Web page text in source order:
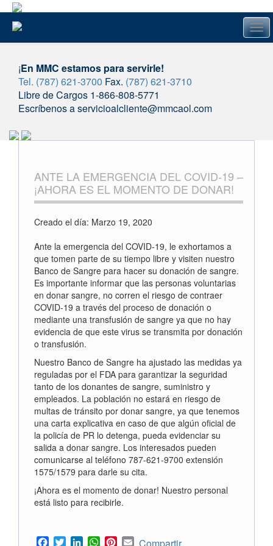
¡En MMC estamos para servirle!
Tel. (787) 621-3700 Fax. (787) 621-3710
Libre de Cargos 1-866-808-5771
Escríbenos a servicioalcliente@mmcaol.com
ANTE LA EMERGENCIA DEL COVID-19 –
¡AHORA ES EL MOMENTO DE DONAR!
Creado el día: Marzo 19, 2020
Ante la emergencia del COVID-19, le exhortamos a
que tomen parte de su tiempo libre y visiten nuestro
Banco de Sangre para hacer su donación de sangre.
Es importante informar que las personas voluntarias
en donar sangre, no corren el riesgo de contraer
COVID-19 a través del proceso de donación o
mediante una transfusión de sangre ya que no hay
evidencia de que este virus se transmita por donación
o transfusión.
Nuestro Banco de Sangre ha ajustado las medidas ya
reguladas por el FDA para garantizar la seguridad
tanto de los donantes de sangre, suministro y
empleados. La población no estará en riesgo de
multas de tránsito por donar sangre, ya que tenemos
una carta explicativa en caso de que algún oficial de
la policía de PR lo detenga, pueda evidenciar su
salida a donar sangre. Los interesados pueden
comunicarse al teléfono 787-621-9700 extensión
1575/1579 para darle su cita.
¡Ahora es el momento de donar! Nuestro personal
está listo para recibirle.
Facebook
TwitterLinkedInWhatsApp
Pinterest
Email